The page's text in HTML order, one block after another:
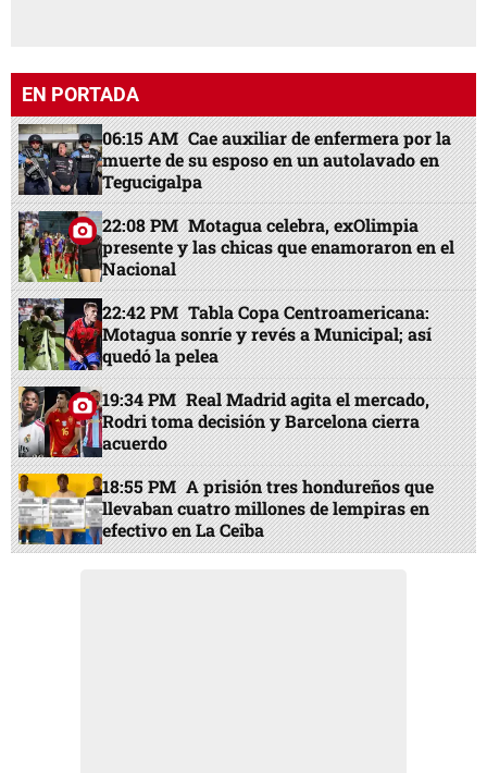
EN PORTADA
06:15 AM Cae auxiliar de enfermera por la
muerte de su esposo en un autolavado en
Tegucigalpa
22:08 PM Motagua celebra, exOlimpia
presente y las chicas que enamoraron en el
Nacional
22:42 PM Tabla Copa Centroamericana:
Motagua sonríe y revés a Municipal; así
quedó la pelea
19:34 PM Real Madrid agita el mercado,
Rodri toma decisión y Barcelona cierra
acuerdo
18:55 PM A prisión tres hondureños que
llevaban cuatro millones de lempiras en
efectivo en La Ceiba